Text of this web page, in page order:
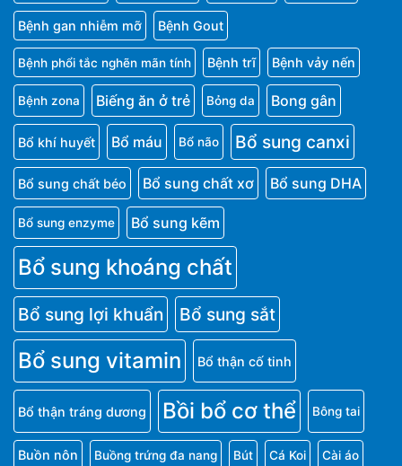
Bệnh gan nhiễm mỡ Bệnh Gout
Bệnh phổi tắc nghẽn mãn tính Bệnh trĩ Bệnh vảy nến
Bệnh zona Biếng ăn ở trẻ Bỏng da Bong gân
Bổ khí huyết Bổ máu Bổ não Bổ sung canxi
Bổ sung chất béo Bổ sung chất xơ Bổ sung DHA
Bổ sung enzyme Bổ sung kẽm
Bổ sung khoáng chất
Bổ sung lợi khuẩn Bổ sung sắt
Bổ sung vitamin Bổ thận cố tinh
Bổ thận tráng dương Bồi bổ cơ thể Bông tai
Buồn nôn Buồng trứng đa nang Bút Cá Koi Cài áo